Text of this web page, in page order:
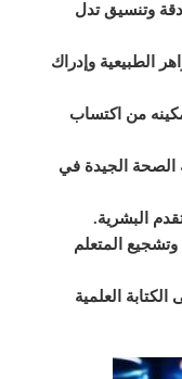
وتنسيق تدل
الطبيعية وإدراك
من اكتساب
الصحة الجيدة في
البشرية.
وتشجيع المتعلم
العلمية